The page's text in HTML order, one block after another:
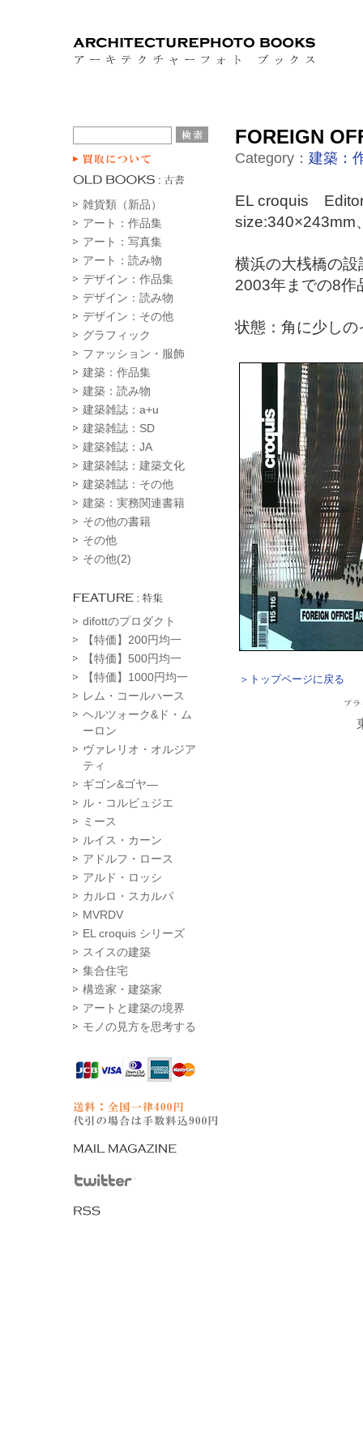
雑貨類（新品）
アート：作品集
アート：写真集
アート：読み物
デザイン：作品集
デザイン：読み物
デザイン：その他
グラフィック
ファッション・服飾
建築：作品集
建築：読み物
建築雑誌：a+u
建築雑誌：SD
建築雑誌：JA
建築雑誌：建築文化
建築雑誌：その他
建築：実務関連書籍
その他の書籍
その他
その他(2)
difottのプロダクト
【特価】200円均一
【特価】500円均一
【特価】1000円均一
レム・コールハース
ヘルツォーク&ド・ム
ーロン
ヴァレリオ・オルジア
ティ
ギゴン&ゴヤ―
ル・コルビュジエ
ミース
ルイス・カーン
アドルフ・ロース
アルド・ロッシ
カルロ・スカルパ
MVRDV
EL croquis シリーズ
スイスの建築
集合住宅
構造家・建築家
アートと建築の境界
モノの見方を思考する
FOREIGN
Category： 建築：
EL croquis
size:340×243mm
横浜の大桟橋の
2003年までの8作
状態：角に少し
＞トップページに戻る